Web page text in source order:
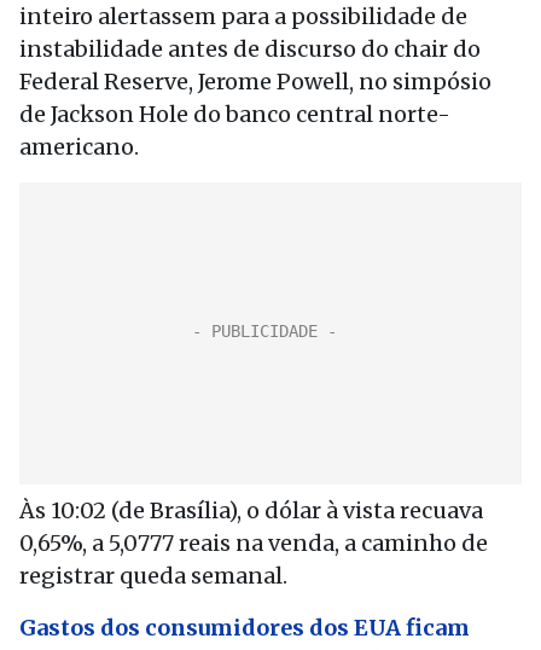
inteiro alertassem para a possibilidade de
instabilidade antes de discurso do chair do
Federal Reserve, Jerome Powell, no simpósio
de Jackson Hole do banco central norte-
americano.
Às 10:02 (de Brasília), o dólar à vista recuava
0,65%, a 5,0777 reais na venda, a caminho de
registrar queda semanal.
Gastos dos consumidores dos EUA ficam